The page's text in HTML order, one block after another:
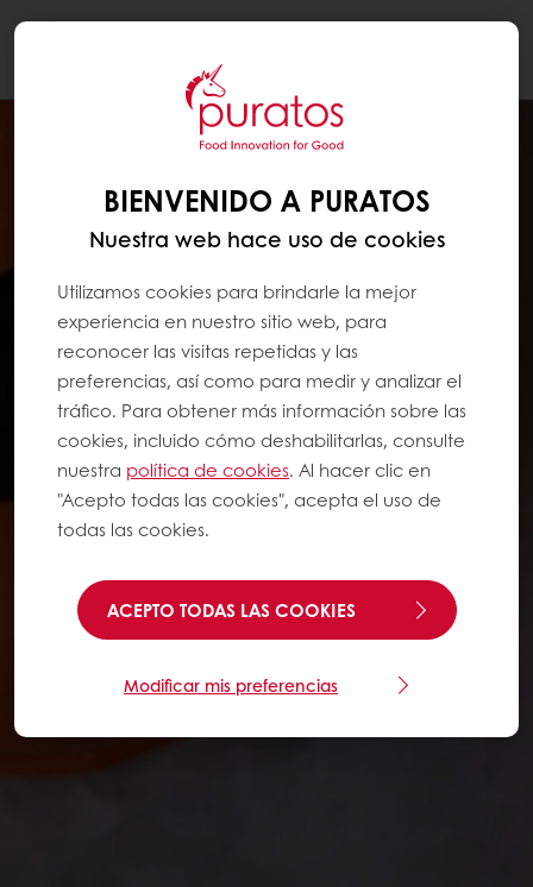
BIENVENIDO A PURATOS
Nuestra web hace uso de cookies
Utilizamos cookies para brindarle la mejor
experiencia en nuestro sitio web, para
reconocer las visitas repetidas y las
preferencias, así como para medir y analizar el
tráfico. Para obtener más información sobre las
cookies, incluido cómo deshabilitarlas, consulte
nuestra política de cookies. Al hacer clic en
"Acepto todas las cookies", acepta el uso de
todas las cookies.
ACEPTO TODAS LAS COOKIES
Modificar mis preferencias